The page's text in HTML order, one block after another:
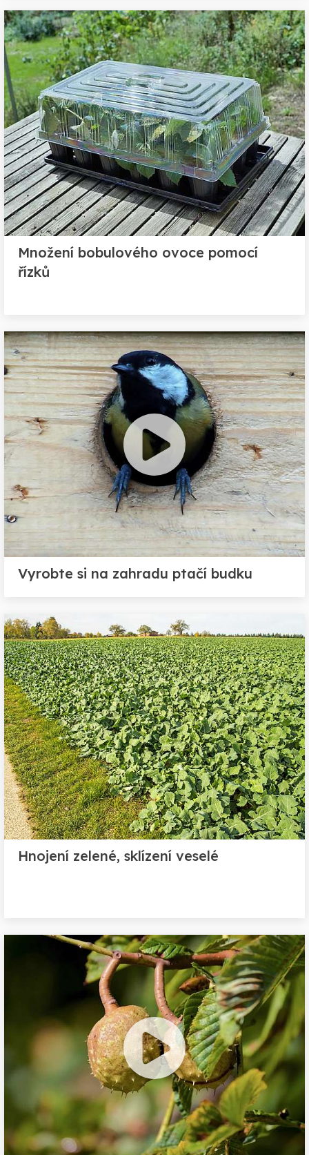
Množení bobulového ovoce pomocí
řízků
Vyrobte si na zahradu ptačí budku
Hnojení zelené, sklízení veselé